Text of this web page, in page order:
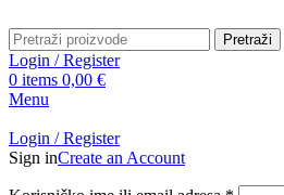
Pretraži
Login / Register
0 items 0,00 €
Menu
Login / Register
Sign inCreate an Account